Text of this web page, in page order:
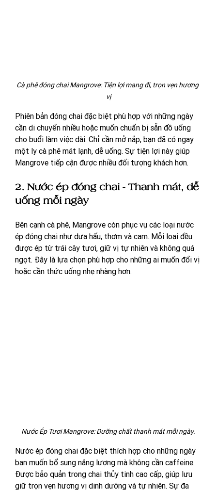
Cà phê đóng chai Mangrove: Tiện lợi mang đi, trọn vẹn hương
vị
Phiên bản đóng chai đặc biệt phù hợp với những ngày
cần di chuyển nhiều hoặc muốn chuẩn bị sẵn đồ uống
cho buổi làm việc dài. Chỉ cần mở nắp, bạn đã có ngay
một ly cà phê mát lạnh, dễ uống. Sự tiện lợi này giúp
Mangrove tiếp cận được nhiều đối tượng khách hơn.
2. Nước ép đóng chai - Thanh mát, dễ
uống mỗi ngày
Bên cạnh cà phê, Mangrove còn phục vụ các loại nước
ép đóng chai như dưa hấu, thơm và cam. Mỗi loại đều
được ép từ trái cây tươi, giữ vị tự nhiên và không quá
ngọt. Đây là lựa chọn phù hợp cho những ai muốn đổi vị
hoặc cần thức uống nhẹ nhàng hơn.
Nước Ép Tươi Mangrove: Dưỡng chất thanh mát mỗi ngày.
Nước ép đóng chai đặc biệt thích hợp cho những ngày
bạn muốn bổ sung năng lượng mà không cần caffeine.
Được bảo quản trong chai thủy tinh cao cấp, giúp lưu
giữ trọn vẹn hương vị dinh dưỡng và tự nhiên. Sự đa